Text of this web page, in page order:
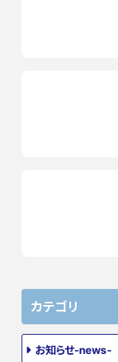
カテゴリ
お知らせ-news-